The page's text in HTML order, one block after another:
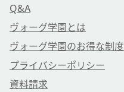
Q&A
ヴォーグ学園とは
ヴォーグ学園のお得な制度
プライバシーポリシー
資料請求